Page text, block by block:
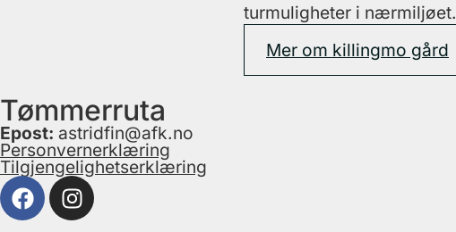
turmuligheter i nærmiljøet.
Mer om killingmo gård
Tømmerruta
Epost: astridfin@afk.no
Personvernerklæring
Tilgjengelighetserklæring